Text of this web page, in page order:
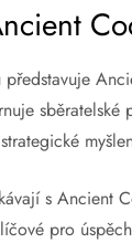
představuje
sběratelské
s Ancient
pro